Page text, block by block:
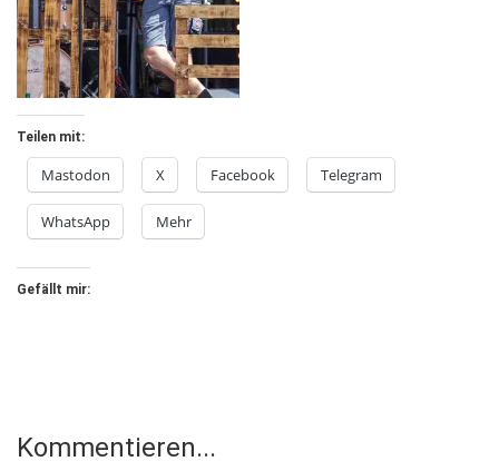
Teilen mit:
Mastodon X Facebook Telegram
WhatsApp Mehr
Gefällt mir:
Kommentieren...